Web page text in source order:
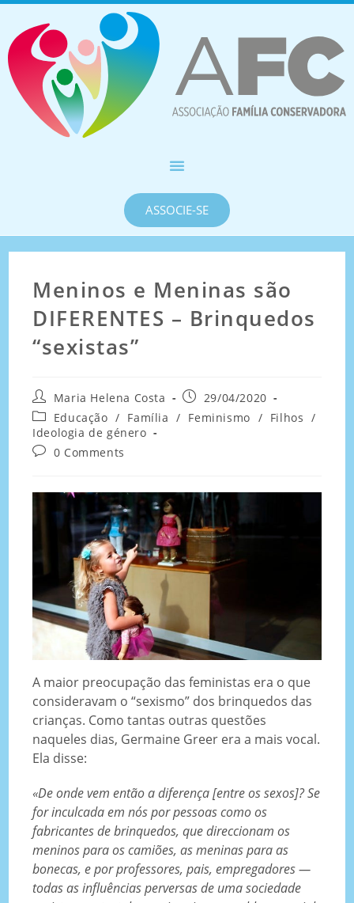
ASSOCIE-SE
Meninos e Meninas são
DIFERENTES – Brinquedos
“sexistas”
Maria Helena Costa
29/04/2020
Educação / Família / Feminismo / Filhos /
Ideologia de género
0 Comments
A maior preocupação das feministas era o que
consideravam o “sexismo” dos brinquedos das
crianças. Como tantas outras questões
naqueles dias, Germaine Greer era a mais vocal.
Ela disse:
«De onde vem então a diferença [entre os sexos]? Se
for inculcada em nós por pessoas como os
fabricantes de brinquedos, que direccionam os
meninos para os camiões, as meninas para as
bonecas, e por professores, pais, empregadores —
todas as influências perversas de uma sociedade